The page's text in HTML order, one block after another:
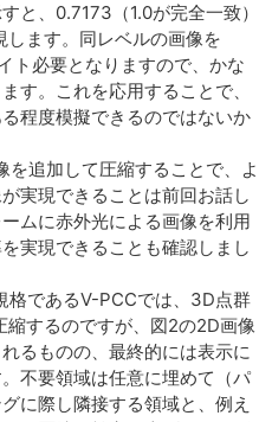
と、0.7173（1.0が完全一致）
ます。同レベルの画像を
ト必要となりますので、かな
す。これを応用することで、
程度模擬できるのではないか
を追加して圧縮することで、よ
実現できることは前回お話し
ムに赤外光による画像を利用
実現できることも確認しまし
格であるV-PCCでは、3D点群
するのですが、図2の2D画像
るものの、最終的には表示に
不要領域は任意に埋めて（パ
に際し隣接する領域と、例え